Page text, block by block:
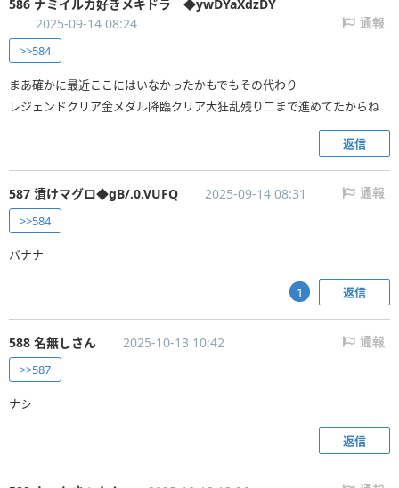
586 ナミイルカ好きメキドラ ◆ywDYaXdzDY
2025-09-14 08:24
通報
>>584
まあ確かに最近ここにはいなかったかもでもその代わり
レジェンドクリア金メダル降臨クリア大狂乱残り二まで進めてたからね
返信
587 漬けマグロ◆gB/.0.VUFQ 2025-09-14 08:31 通報
>>584
バナナ
返信
1
588 名無しさん 2025-10-13 10:42 通報
>>587
ナシ
返信